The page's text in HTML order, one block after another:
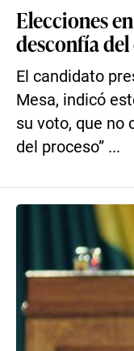
Elecciones
desconfía
El candidato
Mesa, indicó
su voto, que no
del proceso” ...